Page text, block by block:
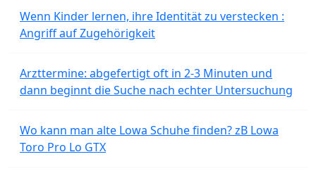
Wenn Kinder lernen, ihre Identität zu verstecken :
Angriff auf Zugehörigkeit
Arzttermine: abgefertigt oft in 2-3 Minuten und
dann beginnt die Suche nach echter Untersuchung
Wo kann man alte Lowa Schuhe finden? zB Lowa
Toro Pro Lo GTX